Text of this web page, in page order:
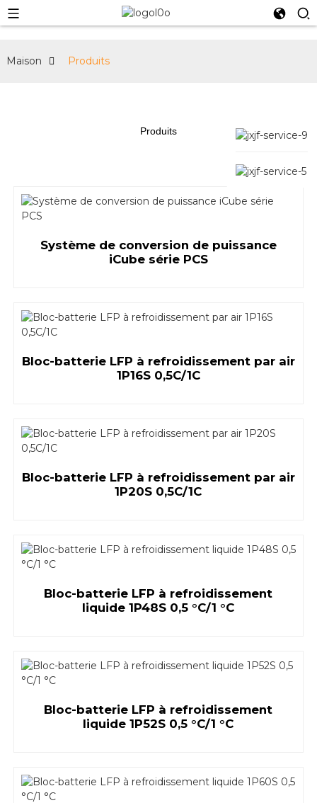
Maison Produits
Produits
Système de conversion de puissance
iCube série PCS
Bloc-batterie LFP à refroidissement par air
1P16S 0,5C/1C
Bloc-batterie LFP à refroidissement par air
1P20S 0,5C/1C
Bloc-batterie LFP à refroidissement
liquide 1P48S 0,5 °C/1 °C
Bloc-batterie LFP à refroidissement
liquide 1P52S 0,5 °C/1 °C